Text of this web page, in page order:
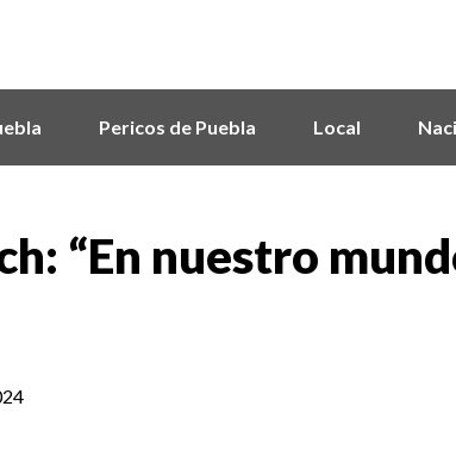
Pericos de Puebla Local
“En nuestro